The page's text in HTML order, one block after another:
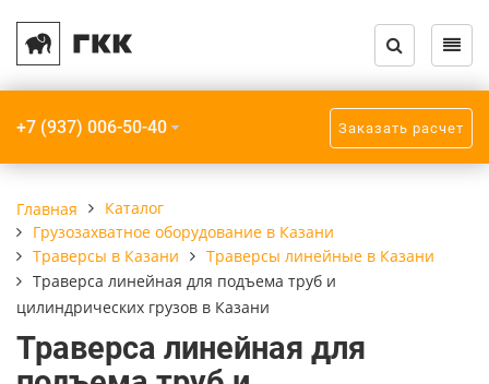
+7 (937) 006-50-40 Заказать расчет
Назад
Каталог кранов и запчастей
Крановое оборудование
Назад
Крановое
Краны
Краны
Краны
оборудование
Назад
Траверсы
Стропы
Взрывозащищенное
оборудование
Прочее
Назад
Прочее
Крюки
Назад
Услуги
Модернизация кранов
Монтаж подкрановых путей
Радиоуправление кранов
Ремонт кранов
Назад
О компании
Компания
Главная
Каталог
Грузозахватное оборудование в Казани
Траверсы в Казани
Траверсы линейные в Казани
Траверса линейная для подъема труб и
цилиндрических грузов в Казани
Траверса линейная для